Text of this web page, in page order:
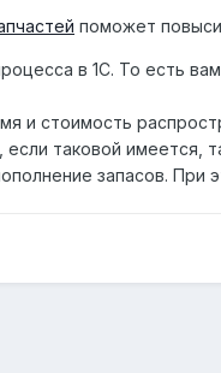
поможет
в 1С. То есть
и стоимость
таковой имеется,
запасов.